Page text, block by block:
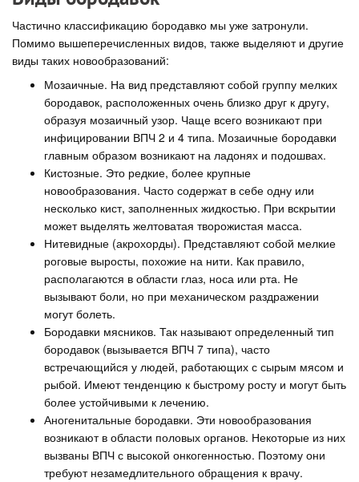
Частично классификацию бородавко мы уже затронули.
Помимо вышеперечисленных видов, также выделяют и другие
виды таких новообразований:
Мозаичные. На вид представляют собой группу мелких
бородавок, расположенных очень близко друг к другу,
образуя мозаичный узор. Чаще всего возникают при
инфицировании ВПЧ 2 и 4 типа. Мозаичные бородавки
главным образом возникают на ладонях и подошвах.
Кистозные. Это редкие, более крупные
новообразования. Часто содержат в себе одну или
несколько кист, заполненных жидкостью. При вскрытии
может выделять желтоватая творожистая масса.
Нитевидные (акрохорды). Представляют собой мелкие
роговые выросты, похожие на нити. Как правило,
располагаются в области глаз, носа или рта. Не
вызывают боли, но при механическом раздражении
могут болеть.
Бородавки мясников. Так называют определенный тип
бородавок (вызывается ВПЧ 7 типа), часто
встречающийся у людей, работающих с сырым мясом и
рыбой. Имеют тенденцию к быстрому росту и могут быть
более устойчивыми к лечению.
Аногенитальные бородавки. Эти новообразования
возникают в области половых органов. Некоторые из них
вызваны ВПЧ с высокой онкогенностью. Поэтому они
требуют незамедлительного обращения к врачу.